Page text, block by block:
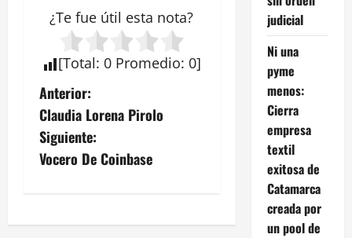
¿Te fue útil esta nota?
[Total: 0 Promedio: 0]
N
a
v
g
Anterior:
Claudia Lorena Pirolo
Siguiente:
Vocero De Coinbase
judicial
Ni una
pyme
menos:
Cierra
empresa
textil
exitosa de
Catamarca
creada por
un pool de